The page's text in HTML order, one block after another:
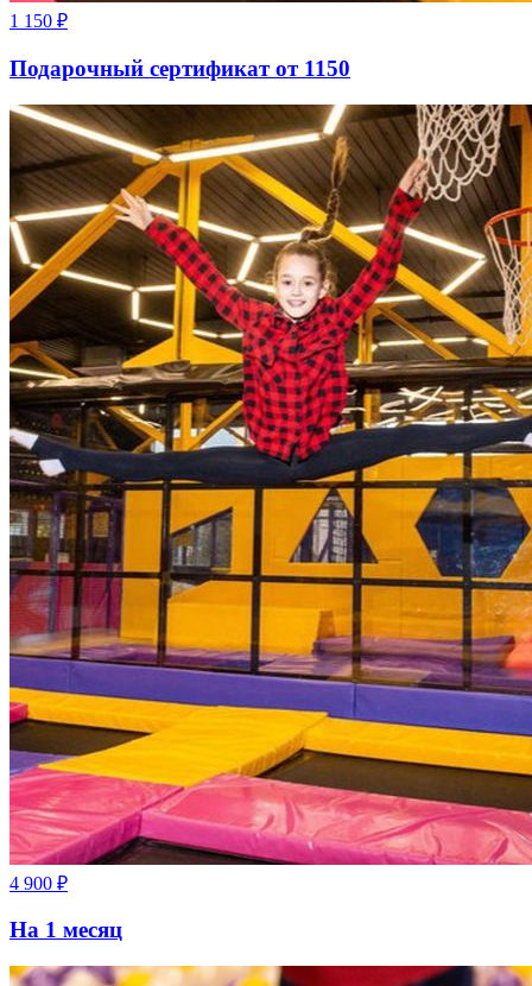
1 150 ₽
Подарочный сертификат от 1150
4 900 ₽
На 1 месяц